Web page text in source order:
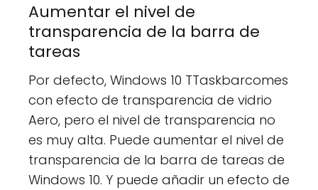
Aumentar el nivel de
transparencia de la barra de
tareas
Por defecto, Windows 10 TTaskbarcomes
con efecto de transparencia de vidrio
Aero, pero el nivel de transparencia no
es muy alta. Puede aumentar el nivel de
transparencia de la barra de tareas de
Windows 10. Y puede añadir un efecto de